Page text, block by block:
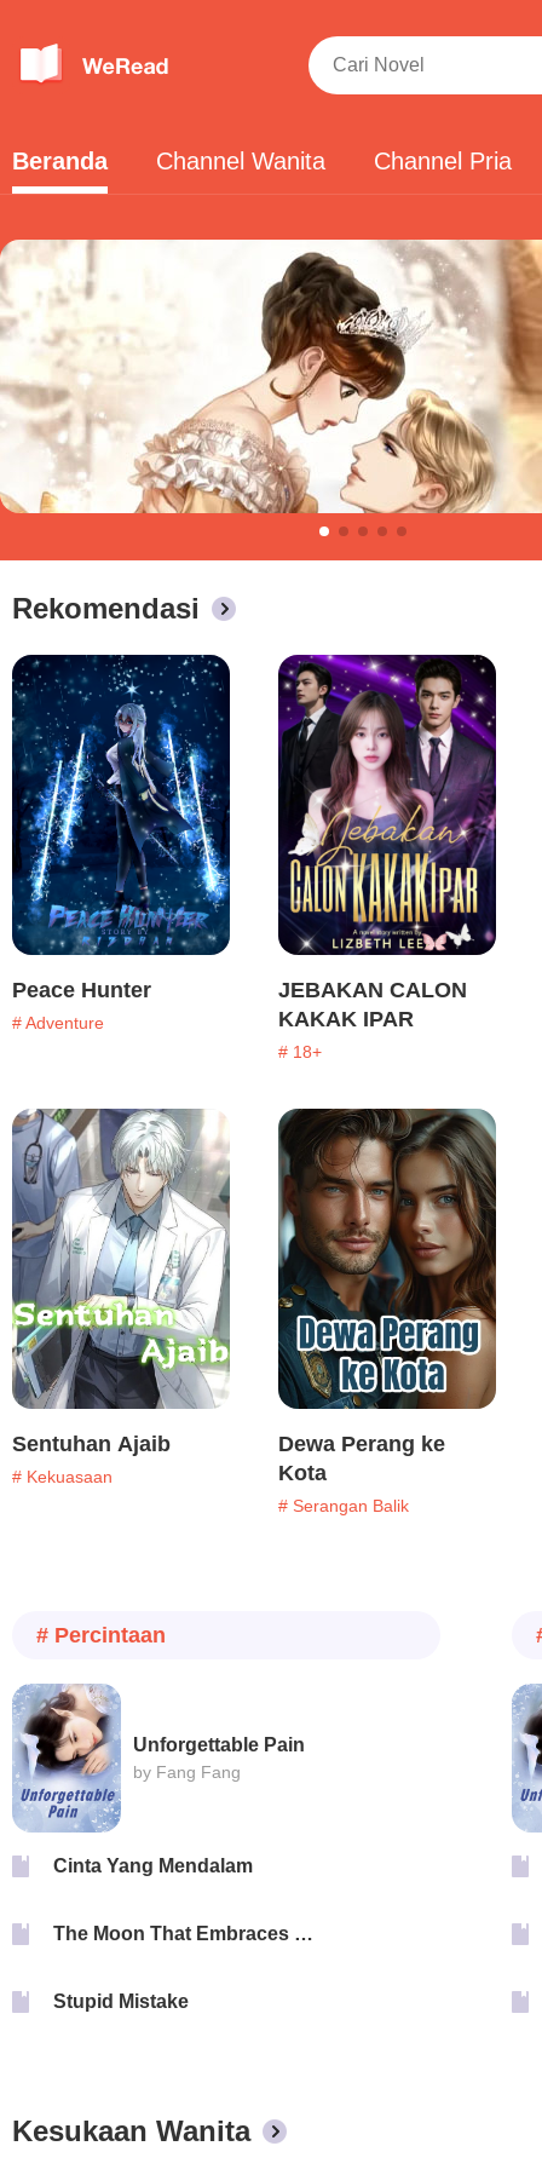
Beranda Channel Wanita Channel Pria
Rekomendasi
Peace Hunter
# Adventure
JEBAKAN CALON
KAKAK IPAR
# 18+
Sentuhan Ajaib
# Kekuasaan
Dewa Perang ke
Kota
# Serangan Balik
# Percintaan
Unforgettable Pain
by Fang Fang
Cinta Yang Mendalam
The Moon That Embraces The Sun
Stupid Mistake
Kesukaan Wanita